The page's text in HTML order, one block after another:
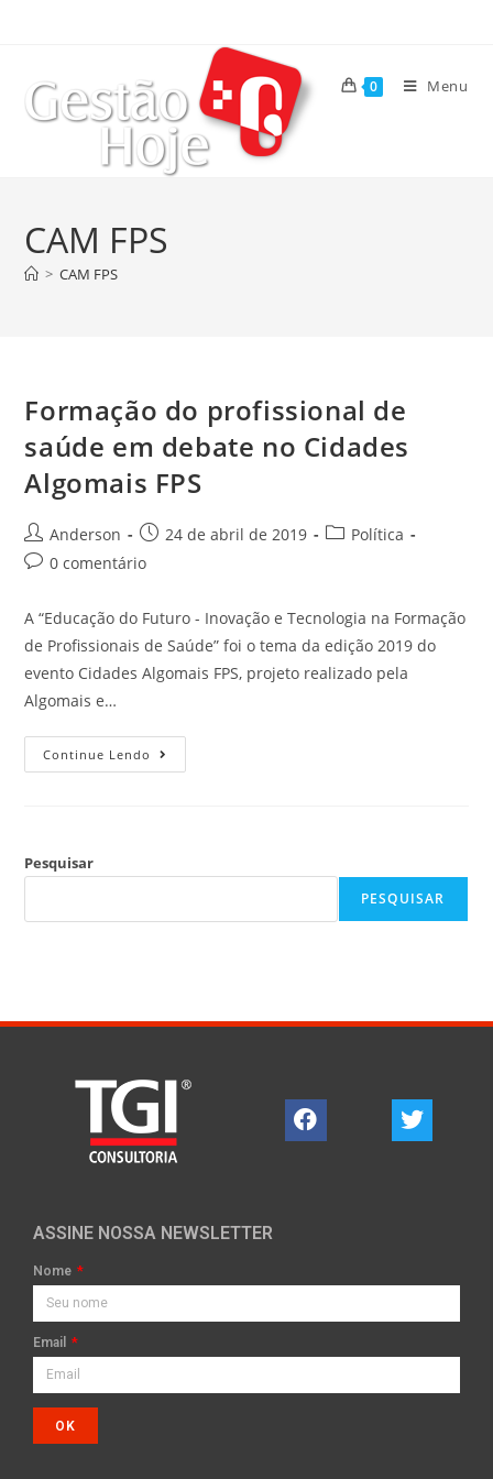
0 Menu
CAM FPS
> CAM FPS
Formação do profissional de
saúde em debate no Cidades
Algomais FPS
Anderson 24 de abril de 2019
Política
0 comentário
A “Educação do Futuro - Inovação e Tecnologia na Formação
de Profissionais de Saúde” foi o tema da edição 2019 do
evento Cidades Algomais FPS, projeto realizado pela
Algomais e…
Continue Lendo
Pesquisar
PESQUISAR
ASSINE NOSSA NEWSLETTER
Nome
Email
OK